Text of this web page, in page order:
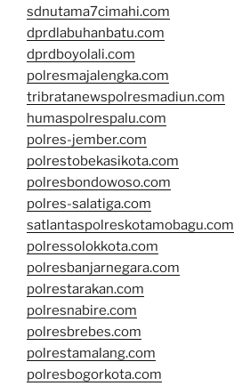
sdnutama7cimahi.com
dprdlabuhanbatu.com
dprdboyolali.com
polresmajalengka.com
tribratanewspolresmadiun.com
humaspolrespalu.com
polres-jember.com
polrestobekasikota.com
polresbondowoso.com
polres-salatiga.com
satlantaspolreskotamobagu.com
polressolokkota.com
polresbanjarnegara.com
polrestarakan.com
polresnabire.com
polresbrebes.com
polrestamalang.com
polresbogorkota.com